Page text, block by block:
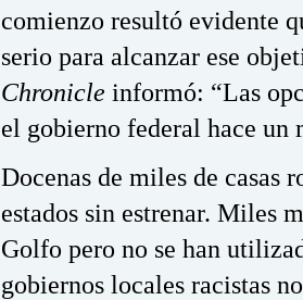
comienzo resultó evidente
serio para alcanzar ese
Chronicle informó: “Las
el gobierno federal hace un
Docenas de miles de casas
estados sin estrenar. Miles
Golfo pero no se han
gobiernos locales racistas